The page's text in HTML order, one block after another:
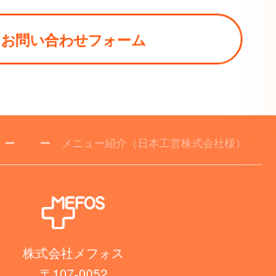
お問い合わせフォーム
ー ー メニュー紹介（日本工営株式会社様）
株式会社メフォス